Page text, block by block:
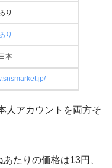
り
り
日本
人アカウントを両方そ
たりの価格は13円、